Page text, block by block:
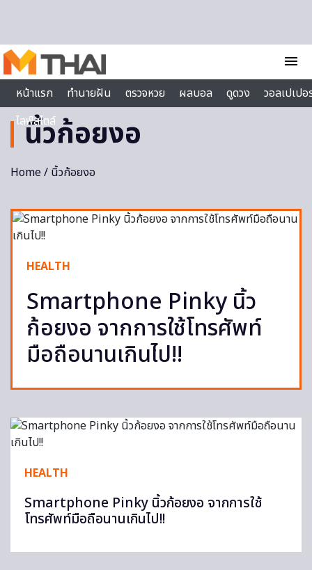
menu
หน้าแรก
ทำนายฝัน ตรวจหวย ผลบอล ดูดวง
วอลเปเป
ไลฟ์สไตล์
นิ้วก้อยงอ
Home/ นิ้วก้อยงอ
HEALTH
Smartphone Pinky นิ้ว
ก้อยงอ จากการใช้โทรศัพท์
มือถือนานเกินไป!!
HEALTH
Smartphone Pinky นิ้วก้อยงอ จากการใช้
โทรศัพท์มือถือนานเกินไป!!